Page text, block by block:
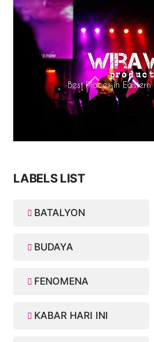
LABELS LIST
BATALYON
BUDAYA
FENOMENA
KABAR HARI INI